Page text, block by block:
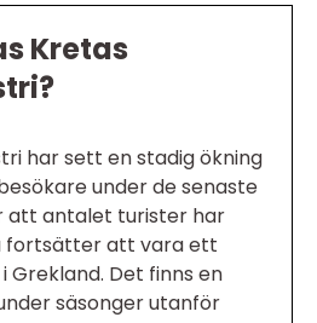
Kretas
har sett en stadig ökning
under de senaste
att antalet turister har
fortsätter att vara ett
Det finns en
säsonger utanför